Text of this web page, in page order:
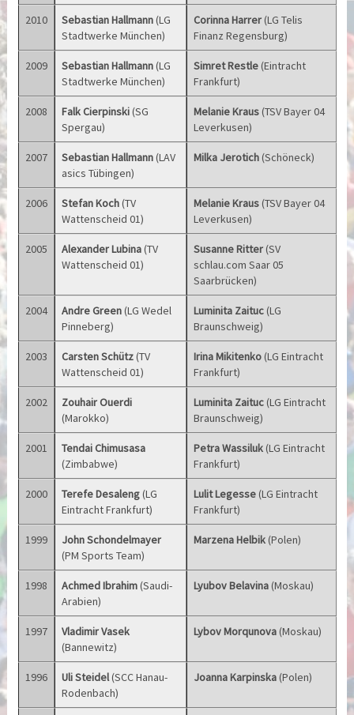
2010 Sebastian Hallmann(LG
Stadtwerke München)
Corinna Harrer(LG Telis
Finanz Regensburg)
2009 Sebastian Hallmann(LG
Stadtwerke München)
Simret Restle(Eintracht
Frankfurt)
2008 Falk Cierpinski(SG
Spergau)
Melanie Kraus(TSV Bayer 04
Leverkusen)
2007 Sebastian Hallmann(LAV
asics Tübingen)
Milka Jerotich(Schöneck)
2006 Stefan Koch(TV
Wattenscheid 01)
Melanie Kraus(TSV Bayer 04
Leverkusen)
2005 Alexander Lubina(TV
Wattenscheid 01)
Susanne Ritter(SV
schlau.com Saar 05
Saarbrücken)
2004 Andre Green(LG Wedel
Pinneberg)
Luminita Zaituc(LG
Braunschweig)
2003 Carsten Schütz(TV
Wattenscheid 01)
Irina Mikitenko(LG Eintracht
Frankfurt)
2002
Zouhair Ouerdi
(Marokko)
Luminita Zaituc(LG Eintracht
Braunschweig)
2001
Tendai Chimusasa
(Zimbabwe)
Petra Wassiluk(LG Eintracht
Frankfurt)
2000 Terefe Desaleng(LG
Eintracht Frankfurt)
Lulit Legesse(LG Eintracht
Frankfurt)
1999
John Schondelmayer
(PM Sports Team)
Marzena Helbik(Polen)
1998 Achmed Ibrahim(Saudi-
Arabien)
Lyubov Belavina(Moskau)
1997
Vladimir Vasek
(Bannewitz)
Lybov Morqunova(Moskau)
1996 Uli Steidel(SCC Hanau-
Rodenbach)
Joanna Karpinska(Polen)